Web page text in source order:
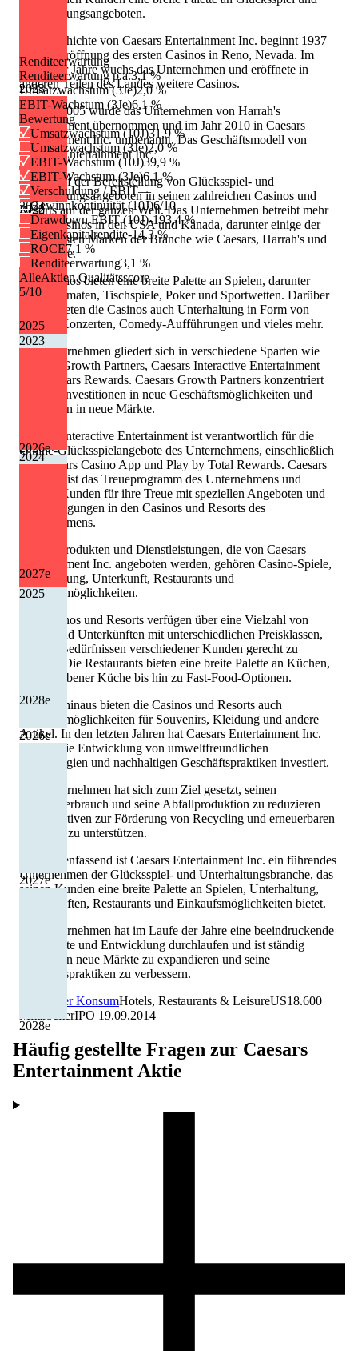
2023
2024
2025
2026e
2027e
2028e
2022
2023
2024
2025
2026e
2027e
2028e
Renditeerwartung
Renditeerwartung p.a.3,1 %
Umsatzwachstum (3Je)2,0 %
EBIT-Wachstum (3Je)6,1 %
Bewertung
Umsatzwachstum (10J)31,9 %
Umsatzwachstum (3Je)2,0 %
EBIT-Wachstum (10J)39,9 %
EBIT-Wachstum (3Je)6,1 %
Verschuldung / EBIT—
Gewinnkontinuität (10J)6/10
Drawdown EBIT (10J)-193,4 %
Eigenkapitalrendite-14,3 %
ROCE7,1 %
Renditeerwartung3,1 %
AlleAktien Qualitätsscore
5/10
Unterhaltungsangeboten.
Die Geschichte von Caesars Entertainment Inc. beginnt 1937
mit der Eröffnung des ersten Casinos in Reno, Nevada. Im
Laufe der Jahre wuchs das Unternehmen und eröffnete in
anderen Teilen des Landes weitere Casinos.
Im Jahr 2005 wurde das Unternehmen von Harrah's
Entertainment übernommen und im Jahr 2010 in Caesars
Entertainment Inc. umbenannt. Das Geschäftsmodell von
Caesars Entertainment Inc.
basiert auf der Bereitstellung von Glücksspiel- und
Unterhaltungsangeboten in seinen zahlreichen Casinos und
Resorts auf der ganzen Welt. Das Unternehmen betreibt mehr
als 50 Casinos in den USA und Kanada, darunter einige der
bekanntesten Marken der Branche wie Caesars, Harrah's und
Horseshoe.
Die Casinos bieten eine breite Palette an Spielen, darunter
Spielautomaten, Tischspiele, Poker und Sportwetten. Darüber
hinaus bieten die Casinos auch Unterhaltung in Form von
Shows, Konzerten, Comedy-Aufführungen und vieles mehr.
Das Unternehmen gliedert sich in verschiedene Sparten wie
Caesars Growth Partners, Caesars Interactive Entertainment
und Caesars Rewards. Caesars Growth Partners konzentriert
sich auf Investitionen in neue Geschäftsmöglichkeiten und
Expansion in neue Märkte.
Caesars Interactive Entertainment ist verantwortlich für die
Online-Glücksspielangebote des Unternehmens, einschließlich
der Caesars Casino App und Play by Total Rewards. Caesars
Rewards ist das Treueprogramm des Unternehmens und
belohnt Kunden für ihre Treue mit speziellen Angeboten und
Vergünstigungen in den Casinos und Resorts des
Unternehmens.
Zu den Produkten und Dienstleistungen, die von Caesars
Entertainment Inc. angeboten werden, gehören Casino-Spiele,
Unterhaltung, Unterkunft, Restaurants und
Einkaufsmöglichkeiten.
Die Casinos und Resorts verfügen über eine Vielzahl von
Hotels und Unterkünften mit unterschiedlichen Preisklassen,
um den Bedürfnissen verschiedener Kunden gerecht zu
werden. Die Restaurants bieten eine breite Palette an Küchen,
von gehobener Küche bis hin zu Fast-Food-Optionen.
Darüber hinaus bieten die Casinos und Resorts auch
Einkaufsmöglichkeiten für Souvenirs, Kleidung und andere
Artikel. In den letzten Jahren hat Caesars Entertainment Inc.
auch in die Entwicklung von umweltfreundlichen
Technologien und nachhaltigen Geschäftspraktiken investiert.
Das Unternehmen hat sich zum Ziel gesetzt, seinen
Energieverbrauch und seine Abfallproduktion zu reduzieren
und Initiativen zur Förderung von Recycling und erneuerbaren
Energien zu unterstützen.
Zusammenfassend ist Caesars Entertainment Inc. ein führendes
Unternehmen der Glücksspiel- und Unterhaltungsbranche, das
seinen Kunden eine breite Palette an Spielen, Unterhaltung,
Unterkünften, Restaurants und Einkaufsmöglichkeiten bietet.
Das Unternehmen hat im Laufe der Jahre eine beeindruckende
Geschichte und Entwicklung durchlaufen und ist ständig
bemüht, in neue Märkte zu expandieren und seine
Geschäftspraktiken zu verbessern.
Zyklischer KonsumHotels, Restaurants & LeisureUS18.600
MitarbeiterIPO 19.09.2014
Häufig gestellte Fragen zur Caesars
EntertainmentAktie